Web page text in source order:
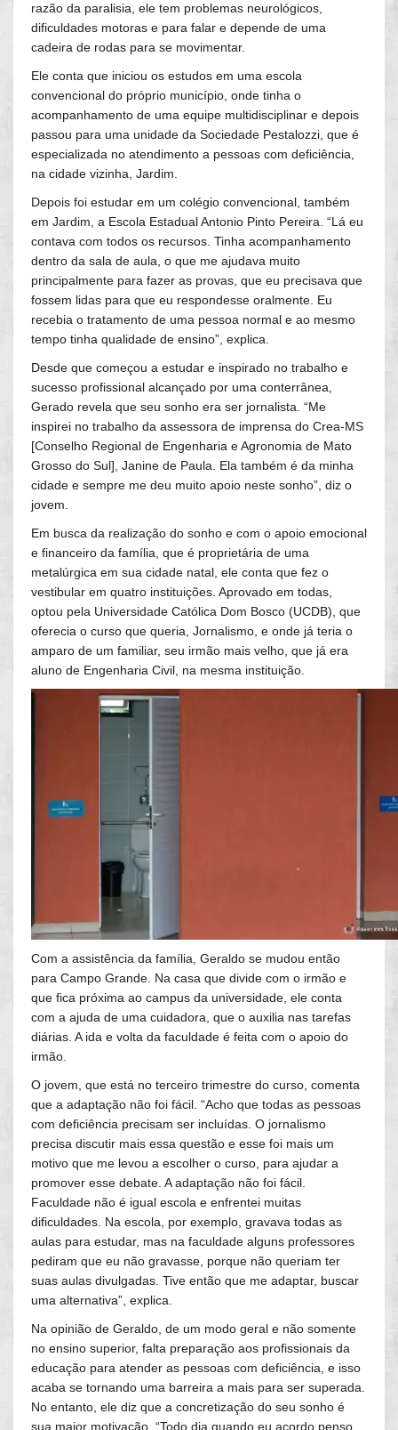
razão da paralisia, ele tem problemas neurológicos,
dificuldades motoras e para falar e depende de uma
cadeira de rodas para se movimentar.
Ele conta que iniciou os estudos em uma escola
convencional do próprio município, onde tinha o
acompanhamento de uma equipe multidisciplinar e depois
passou para uma unidade da Sociedade Pestalozzi, que é
especializada no atendimento a pessoas com deficiência,
na cidade vizinha, Jardim.
Depois foi estudar em um colégio convencional, também
em Jardim, a Escola Estadual Antonio Pinto Pereira. “Lá eu
contava com todos os recursos. Tinha acompanhamento
dentro da sala de aula, o que me ajudava muito
principalmente para fazer as provas, que eu precisava que
fossem lidas para que eu respondesse oralmente. Eu
recebia o tratamento de uma pessoa normal e ao mesmo
tempo tinha qualidade de ensino”, explica.
Desde que começou a estudar e inspirado no trabalho e
sucesso profissional alcançado por uma conterrânea,
Gerado revela que seu sonho era ser jornalista. “Me
inspirei no trabalho da assessora de imprensa do Crea-MS
[Conselho Regional de Engenharia e Agronomia de Mato
Grosso do Sul], Janine de Paula. Ela também é da minha
cidade e sempre me deu muito apoio neste sonho”, diz o
jovem.
Em busca da realização do sonho e com o apoio emocional
e financeiro da família, que é proprietária de uma
metalúrgica em sua cidade natal, ele conta que fez o
vestibular em quatro instituições. Aprovado em todas,
optou pela Universidade Católica Dom Bosco (UCDB), que
oferecia o curso que queria, Jornalismo, e onde já teria o
amparo de um familiar, seu irmão mais velho, que já era
aluno de Engenharia Civil, na mesma instituição.
Com a assistência da família, Geraldo se mudou então
para Campo Grande. Na casa que divide com o irmão e
que fica próxima ao campus da universidade, ele conta
com a ajuda de uma cuidadora, que o auxilia nas tarefas
diárias. A ida e volta da faculdade é feita com o apoio do
irmão.
O jovem, que está no terceiro trimestre do curso, comenta
que a adaptação não foi fácil. “Acho que todas as pessoas
com deficiência precisam ser incluídas. O jornalismo
precisa discutir mais essa questão e esse foi mais um
motivo que me levou a escolher o curso, para ajudar a
promover esse debate. A adaptação não foi fácil.
Faculdade não é igual escola e enfrentei muitas
dificuldades. Na escola, por exemplo, gravava todas as
aulas para estudar, mas na faculdade alguns professores
pediram que eu não gravasse, porque não queriam ter
suas aulas divulgadas. Tive então que me adaptar, buscar
uma alternativa”, explica.
Na opinião de Geraldo, de um modo geral e não somente
no ensino superior, falta preparação aos profissionais da
educação para atender as pessoas com deficiência, e isso
acaba se tornando uma barreira a mais para ser superada.
No entanto, ele diz que a concretização do seu sonho é
sua maior motivação. “Todo dia quando eu acordo penso